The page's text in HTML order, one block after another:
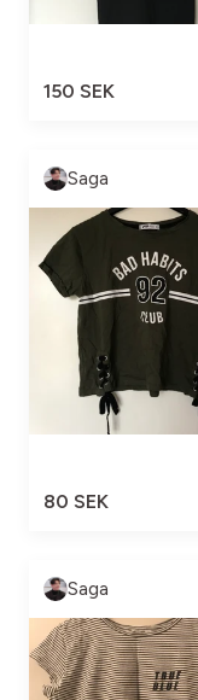
150 SEK
Saga
80 SEK
Saga